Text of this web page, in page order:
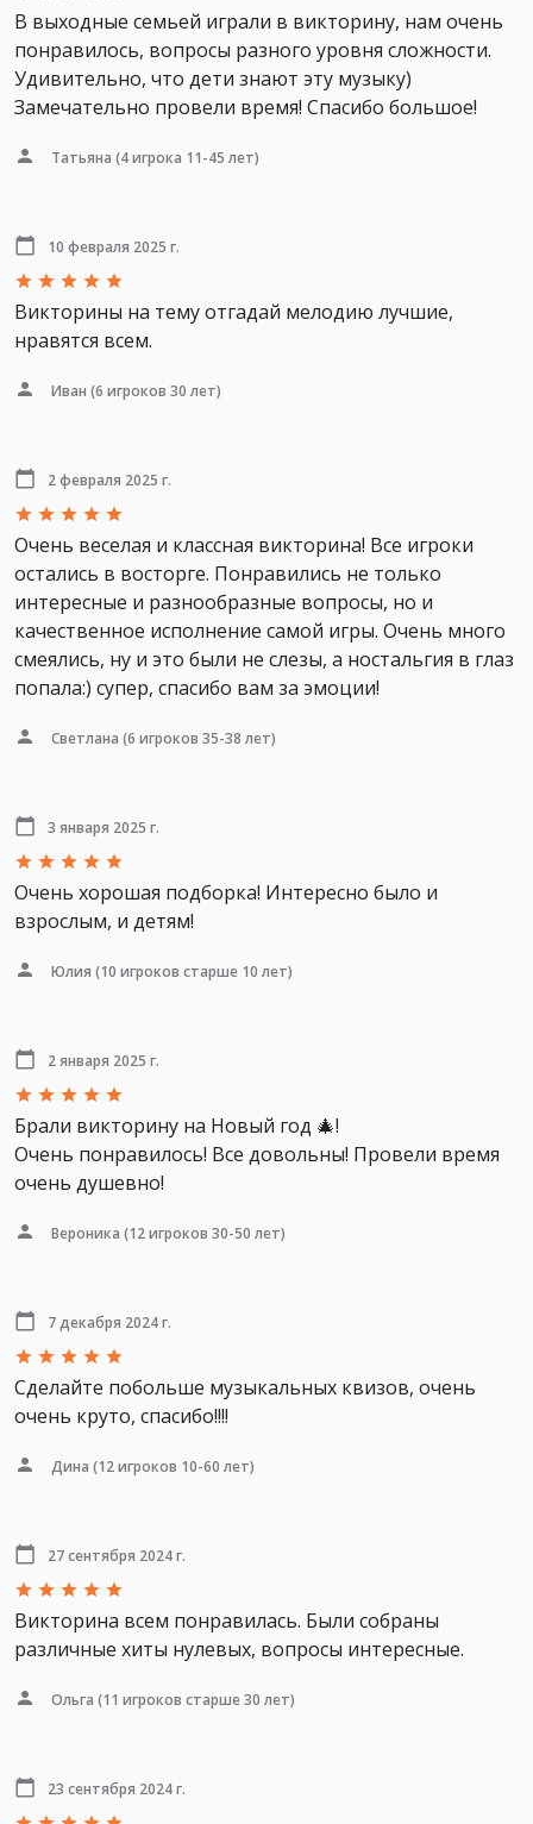
В выходные семьей играли в викторину, нам очень
понравилось, вопросы разного уровня сложности.
Удивительно, что дети знают эту музыку)
Замечательно провели время! Спасибо большое!
Татьяна (4 игрока 11-45 лет)
10 февраля 2025 г.
Викторины на тему отгадай мелодию лучшие,
нравятся всем.
Иван (6 игроков 30 лет)
2 февраля 2025 г.
Очень веселая и классная викторина! Все игроки
остались в восторге. Понравились не только
интересные и разнообразные вопросы, но и
качественное исполнение самой игры. Очень много
смеялись, ну и это были не слезы, а ностальгия в глаз
попала:) супер, спасибо вам за эмоции!
Светлана (6 игроков 35-38 лет)
3 января 2025 г.
Очень хорошая подборка! Интересно было и
взрослым, и детям!
Юлия (10 игроков старше 10 лет)
2 января 2025 г.
Брали викторину на Новый год 🎄!
Очень понравилось! Все довольны! Провели время
очень душевно!
Вероника (12 игроков 30-50 лет)
7 декабря 2024 г.
Сделайте побольше музыкальных квизов, очень
очень круто, спасибо!!!!
Дина (12 игроков 10-60 лет)
27 сентября 2024 г.
Викторина всем понравилась. Были собраны
различные хиты нулевых, вопросы интересные.
Ольга (11 игроков старше 30 лет)
23 сентября 2024 г.